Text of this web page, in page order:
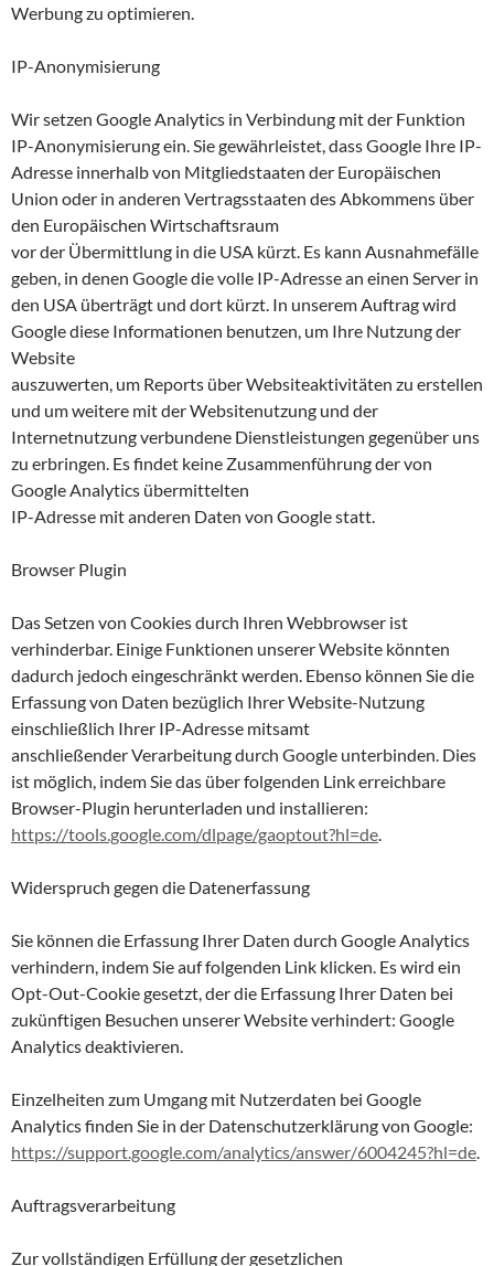
Werbung zu optimieren.
IP-Anonymisierung
Wir setzen Google Analytics in Verbindung mit der Funktion
IP-Anonymisierung ein. Sie gewährleistet, dass Google Ihre IP-
Adresse innerhalb von Mitgliedstaaten der Europäischen
Union oder in anderen Vertragsstaaten des Abkommens über
den Europäischen Wirtschaftsraum
vor der Übermittlung in die USA kürzt. Es kann Ausnahmefälle
geben, in denen Google die volle IP-Adresse an einen Server in
den USA überträgt und dort kürzt. In unserem Auftrag wird
Google diese Informationen benutzen, um Ihre Nutzung der
Website
auszuwerten, um Reports über Websiteaktivitäten zu erstellen
und um weitere mit der Websitenutzung und der
Internetnutzung verbundene Dienstleistungen gegenüber uns
zu erbringen. Es findet keine Zusammenführung der von
Google Analytics übermittelten
IP-Adresse mit anderen Daten von Google statt.
Browser Plugin
Das Setzen von Cookies durch Ihren Webbrowser ist
verhinderbar. Einige Funktionen unserer Website könnten
dadurch jedoch eingeschränkt werden. Ebenso können Sie die
Erfassung von Daten bezüglich Ihrer Website-Nutzung
einschließlich Ihrer IP-Adresse mitsamt
anschließender Verarbeitung durch Google unterbinden. Dies
ist möglich, indem Sie das über folgenden Link erreichbare
Browser-Plugin herunterladen und installieren:
https://tools.google.com/dlpage/gaoptout?hl=de.
Widerspruch gegen die Datenerfassung
Sie können die Erfassung Ihrer Daten durch Google Analytics
verhindern, indem Sie auf folgenden Link klicken. Es wird ein
Opt-Out-Cookie gesetzt, der die Erfassung Ihrer Daten bei
zukünftigen Besuchen unserer Website verhindert: Google
Analytics deaktivieren.
Einzelheiten zum Umgang mit Nutzerdaten bei Google
Analytics finden Sie in der Datenschutzerklärung von Google:
https://support.google.com/analytics/answer/6004245?hl=de.
Auftragsverarbeitung
Zur vollständigen Erfüllung der gesetzlichen